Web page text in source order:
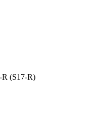
R (S17-R)